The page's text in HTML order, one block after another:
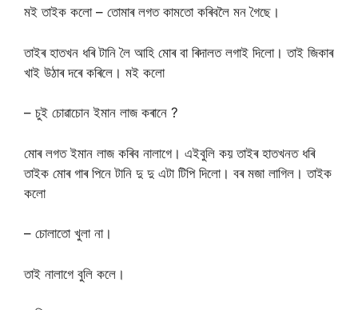
মই তাইক কলো – তোমাৰ লগত কামতো কৰিবলৈ মন গৈছে।
তাইৰ হাতখন ধৰি টানি লৈ আহি মোৰ বা ৰিদালত লগাই দিলো। তাই জিকাৰ
খাই উঠাৰ দৰে কৰিলে। মই কলো
– চুই চোৱাচোন ইমান লাজ কৰানে ?
মোৰ লগত ইমান লাজ কৰিব নালাগে। এইবুলি কয় তাইৰ হাতখনত ধৰি
তাইক মোৰ গাৰ পিনে টানি দু দু এটা টিপি দিলো। বৰ মজা লাগিল। তাইক
কলো
– চোলাতো খুলা না।
তাই নালাগে বুলি কলে।